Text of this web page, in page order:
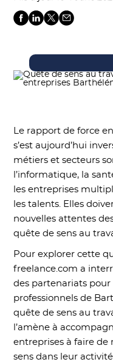
Le rapport de force
s’est aujourd’hui
métiers et secteurs
l’informatique, la
les entreprises
les talents. Elles
nouvelles attentes
quête de sens au
Pour explorer cette
freelance.com a
des partenariats pour
professionnels de
quête de sens au
l’amène à
entreprises à faire
sens dans leur